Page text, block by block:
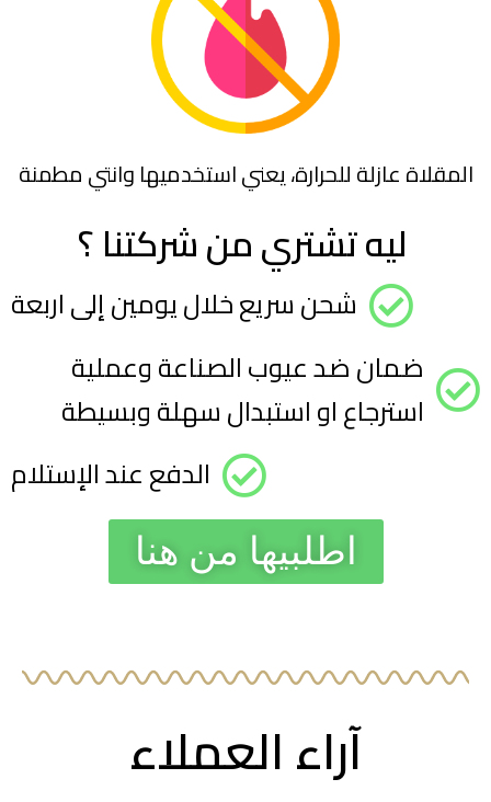
المقلاة عازلة للحرارة، يعني استخدميها وانتي مطمنة
شحن سريع خلال يومين إلى اربعة
ضمان ضد عيوب الصناعة وعملية
استرجاع او استبدال سهلة وبسيطة
الدفع عند الإستلام
اطلبيها من هنا
آراء العملاء